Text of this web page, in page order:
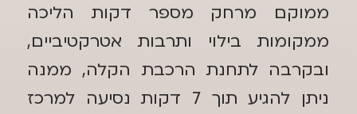
ממוקם מרחק מספר דקות הליכה
ממקומות בילוי ותרבות אטרקטיביים,
ובקרבה לתחנת הרכבת הקלה, ממנה
ניתן להגיע תוך 7 דקות נסיעה למרכז